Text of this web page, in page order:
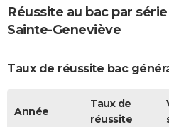
Réussite au bac par
Sainte-Geneviève
Taux de réussite bac
Année
Taux de
réussite